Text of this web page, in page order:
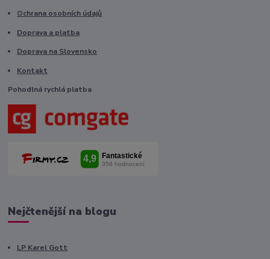
Ochrana osobních údajů
Doprava a platba
Doprava na Slovensko
Kontakt
Pohodlná rychlá platba
Nejčtenější na blogu
LP Karel Gott